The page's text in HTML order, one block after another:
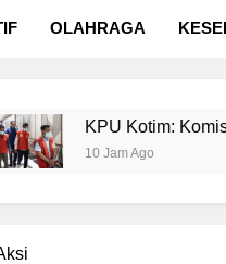
OLAHRAGA
Kotim: Komisioner Jadi
Jam Ago